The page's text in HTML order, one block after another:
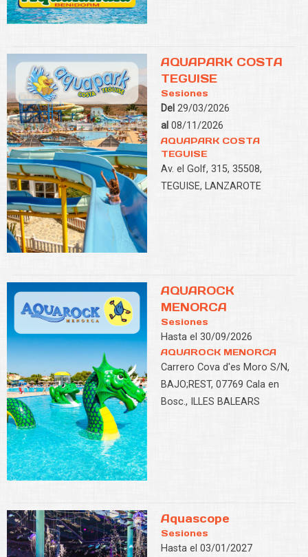
AQUAPARK COSTA
TEGUISE
Sesiones
Del 29/03/2026
al 08/11/2026
AQUAPARK COSTA
TEGUISE
Av. el Golf, 315, 35508,
TEGUISE, LANZAROTE
AQUAROCK
MENORCA
Sesiones
Hasta el 30/09/2026
AQUAROCK MENORCA
Carrero Cova d'es Moro S/N,
BAJO;REST, 07769 Cala en
Bosc., ILLES BALEARS
Aquascope
Sesiones
Hasta el 03/01/2027